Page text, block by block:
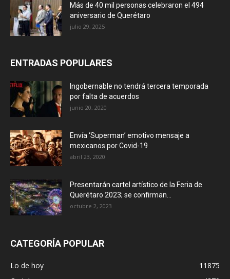
Más de 40 mil personas celebraron el 494
aniversario de Querétaro
julio 29, 2025
ENTRADAS POPULARES
Ingobernable no tendrá tercera temporada
por falta de acuerdos
junio 20, 2020
Envía ‘Superman’ emotivo mensaje a
mexicanos por Covid-19
abril 23, 2020
Presentarán cartel artístico de la Feria de
Querétaro 2023; se confirman...
octubre 2, 2023
CATEGORÍA POPULAR
Lo de hoy
11875